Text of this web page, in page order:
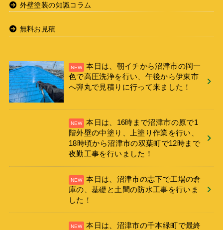
外壁塗装の知識コラム
無料お見積
本日は、朝イチから沼津市の岡一
色で高圧洗浄を行い、午後から伊東市
へ弾丸で見積りに行って来ました！
本日は、16時まで沼津市の原で1
階外壁の中塗り、上塗り作業を行い、
18時頃から沼津市の双葉町で12時まで
夜勤工事を行いました！
本日は、沼津市の志下で工場の倉
庫の、基礎と土間の防水工事を行いま
した！
本日は、沼津市の千本緑町で最終